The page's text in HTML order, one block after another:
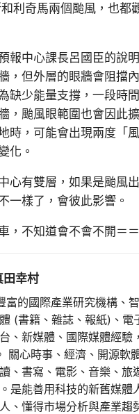
利奇馬兩個颱風，也都
報中心課長呂國臣的說
，但外層的眼牆會阻擋
缺少能量支撐，一段時
，颱風眼範圍也會因此
時，可能會出現兩度「
化。
心有雙層，如果是颱風
一樣了，會彼此影響。
，不知道會不會不開＝＝
田幸村
富的國際產業研究機構、
(書籍、雜誌、報紙)、電
、新媒體、國際媒體經驗，
關心時事、經濟、開源軟
、書寫、電影、音樂、旅
是能善用科技的新舊媒體
、懂得市場分析與產業趨